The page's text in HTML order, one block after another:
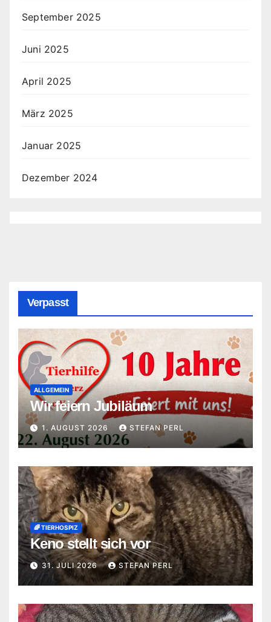
September 2025
Juni 2025
April 2025
März 2025
Januar 2025
Dezember 2024
Verpasst
ALLGEMEIN
Wir feiern Jubiläum
1. AUGUST 2026 STEFAN PERL
🌈 TIERHOSPIZ
Keno stellt sich vor
31. JULI 2026 STEFAN PERL